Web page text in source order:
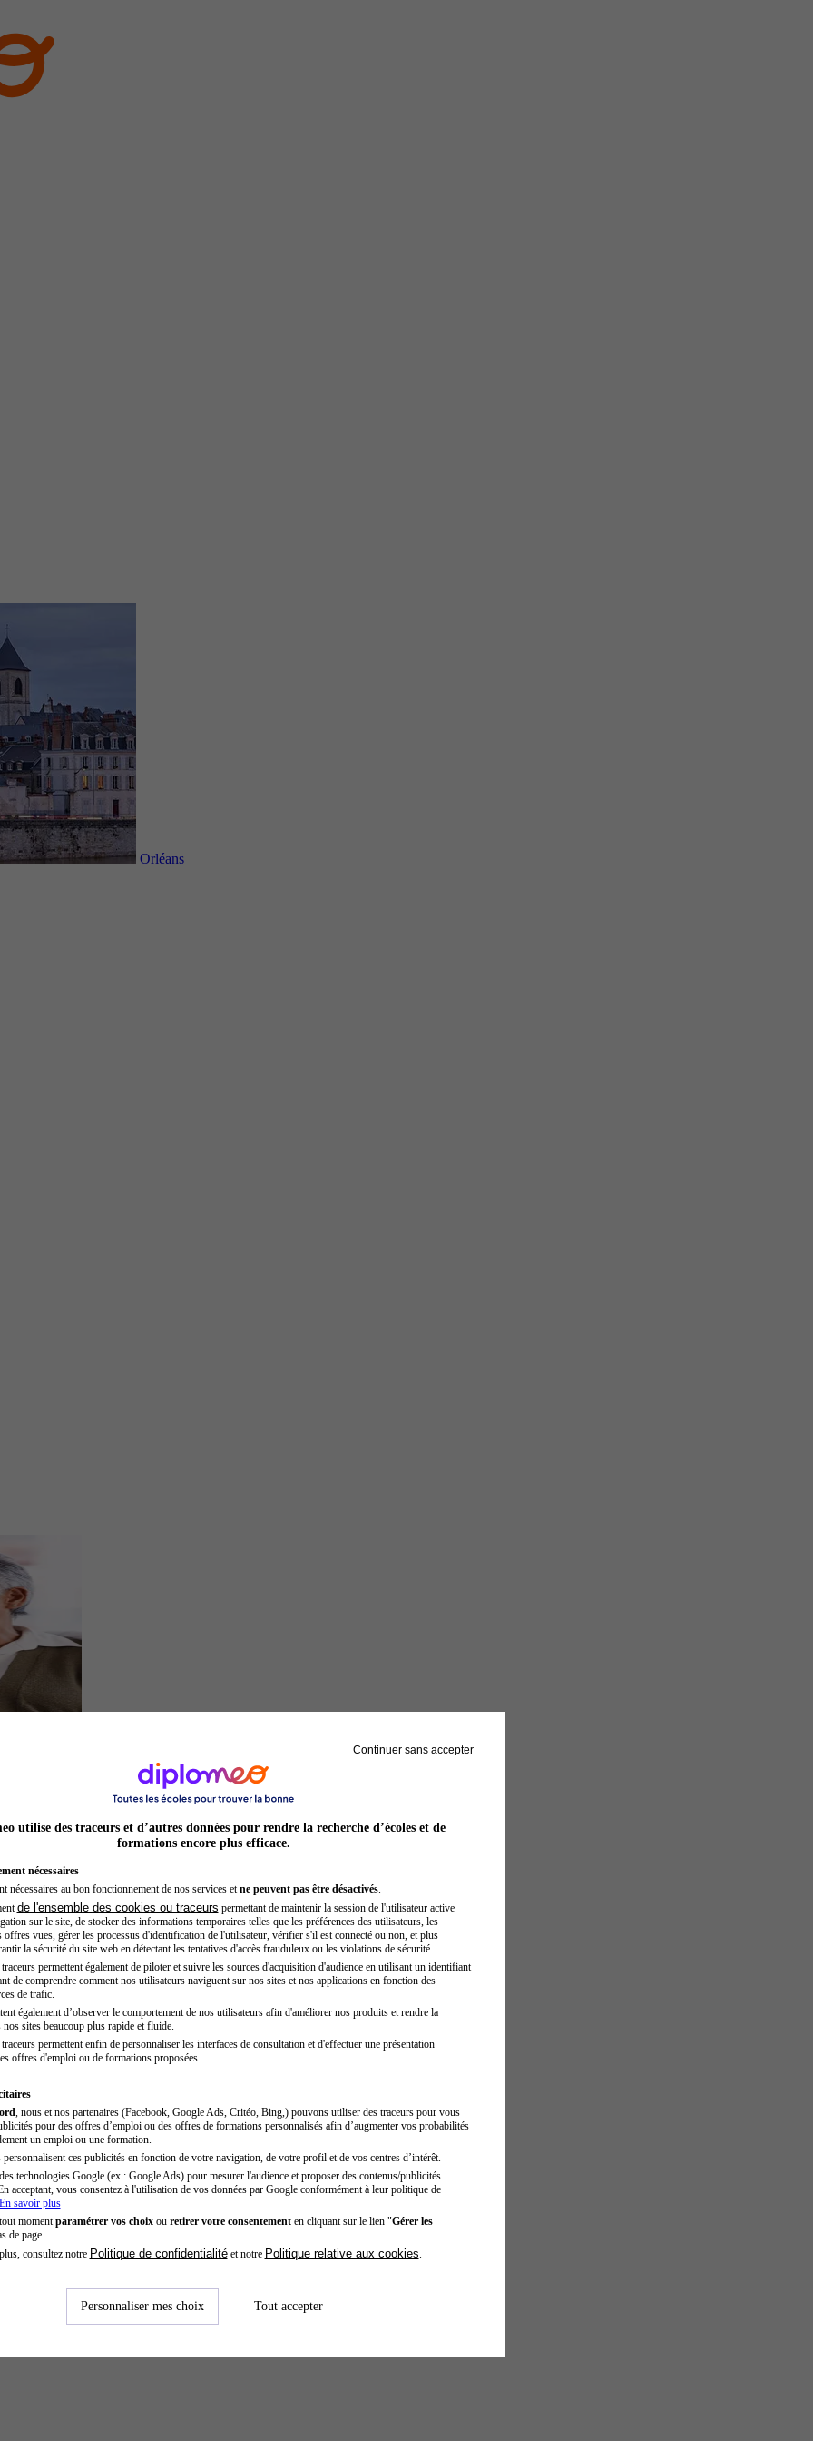
Orléans
Sage-femme
Continuer sans accepter
utilise des traceurs et d’autres données pour rendre la recherche d’écoles et de
formations encore plus efficace.
nécessaires
nécessaires au bon fonctionnement de nos services et ne peuvent pas être désactivés.
de l'ensemble des cookies ou traceurs permettant de maintenir la session de l'utilisateur active
sur le site, de stocker des informations temporaires telles que les préférences des utilisateurs, les
offres vues, gérer les processus d'identification de l'utilisateur, vérifier s'il est connecté ou non, et plus
la sécurité du site web en détectant les tentatives d'accès frauduleux ou les violations de sécurité.
permettent également de piloter et suivre les sources d'acquisition d'audience en utilisant un identifiant
de comprendre comment nos utilisateurs naviguent sur nos sites et nos applications en fonction des
de trafic.
également d’observer le comportement de nos utilisateurs afin d'améliorer nos produits et rendre la
sites beaucoup plus rapide et fluide.
permettent enfin de personnaliser les interfaces de consultation et d'effectuer une présentation
offres d'emploi ou de formations proposées.
, nous et nos partenaires (Facebook, Google Ads, Critéo, Bing,) pouvons utiliser des traceurs pour vous
pour des offres d’emploi ou des offres de formations personnalisés afin d’augmenter vos probabilités
un emploi ou une formation.
ces publicités en fonction de votre navigation, de votre profil et de vos centres d’intérêt.
technologies Google (ex : Google Ads) pour mesurer l'audience et proposer des contenus/publicités
acceptant, vous consentez à l'utilisation de vos données par Google conformément à leur politique de
savoir plus
moment paramétrer vos choixou retirer votre consentementen cliquant sur le lien "Gérer les
de page.
consultez notre Politique de confidentialitéet notre Politique relative aux cookies
Personnaliser mes choix Tout accepter